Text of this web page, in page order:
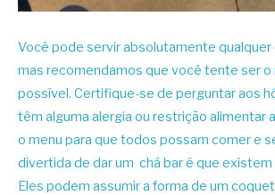
Você pode servir absolutamente qualquer
mas recomendamos que você tente ser o
possível. Certifique-se de perguntar aos
têm alguma alergia ou restrição alimentar
o menu para que todos possam comer e
divertida de dar um chá bar é que
Eles podem assumir a forma de um